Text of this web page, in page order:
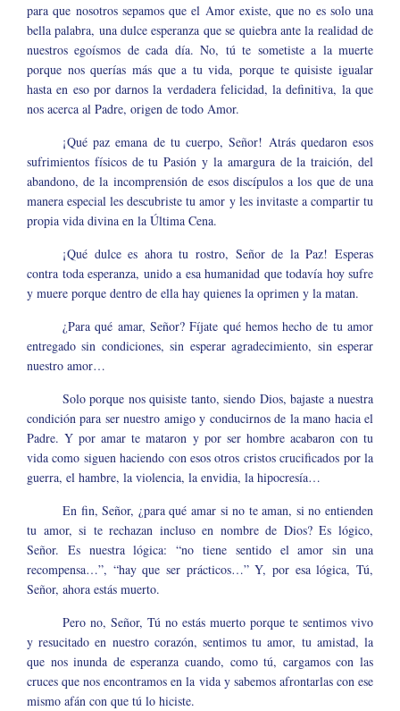
para que nosotros sepamos que el Amor existe, que no es solo una
bella palabra, una dulce esperanza que se quiebra ante la realidad de
nuestros egoísmos de cada día. No, tú te sometiste a la muerte
porque nos querías más que a tu vida, porque te quisiste igualar
hasta en eso por darnos la verdadera felicidad, la definitiva, la que
nos acerca al Padre, origen de todo Amor.
¡Qué paz emana de tu cuerpo, Señor! Atrás quedaron esos
sufrimientos físicos de tu Pasión y la amargura de la traición, del
abandono, de la incomprensión de esos discípulos a los que de una
manera especial les descubriste tu amor y les invitaste a compartir tu
propia vida divina en la Última Cena.
¡Qué dulce es ahora tu rostro, Señor de la Paz! Esperas
contra toda esperanza, unido a esa humanidad que todavía hoy sufre
y muere porque dentro de ella hay quienes la oprimen y la matan.
¿Para qué amar, Señor? Fíjate qué hemos hecho de tu amor
entregado sin condiciones, sin esperar agradecimiento, sin esperar
nuestro amor…
Solo porque nos quisiste tanto, siendo Dios, bajaste a nuestra
condición para ser nuestro amigo y conducirnos de la mano hacia el
Padre. Y por amar te mataron y por ser hombre acabaron con tu
vida como siguen haciendo con esos otros cristos crucificados por la
guerra, el hambre, la violencia, la envidia, la hipocresía…
En fin, Señor, ¿para qué amar si no te aman, si no entienden
tu amor, si te rechazan incluso en nombre de Dios? Es lógico,
Señor. Es nuestra lógica: “no tiene sentido el amor sin una
recompensa…”, “hay que ser prácticos…” Y, por esa lógica, Tú,
Señor, ahora estás muerto.
Pero no, Señor, Tú no estás muerto porque te sentimos vivo
y resucitado en nuestro corazón, sentimos tu amor, tu amistad, la
que nos inunda de esperanza cuando, como tú, cargamos con las
cruces que nos encontramos en la vida y sabemos afrontarlas con ese
mismo afán con que tú lo hiciste.